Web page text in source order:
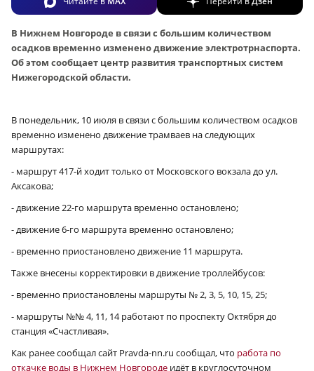
В Нижнем Новгороде в связи с большим количеством
осадков временно изменено движение электротрнаспорта.
Об этом сообщает центр развития транспортных систем
Нижегородской области.
В понедельник, 10 июля в связи с большим количеством осадков
временно изменено движение трамваев на следующих
маршрутах:
- маршрут 417‑й ходит только от Московского вокзала до ул.
Аксакова;
- движение 22-го маршрута временно остановлено;
- движение 6‑го маршрута временно остановлено;
- временно приостановлено движение 11 маршрута.
Также внесены корректировки в движение троллейбусов:
- временно приостановлены маршруты № 2, 3, 5, 10, 15, 25;
- маршруты №№ 4, 11, 14 работают по проспекту Октября до
станция «Счастливая».
Как ранее сообщал сайт Pravda-nn.ru cообщал, что работа по
откачке воды в Нижнем Новгороде идёт в круглосуточном